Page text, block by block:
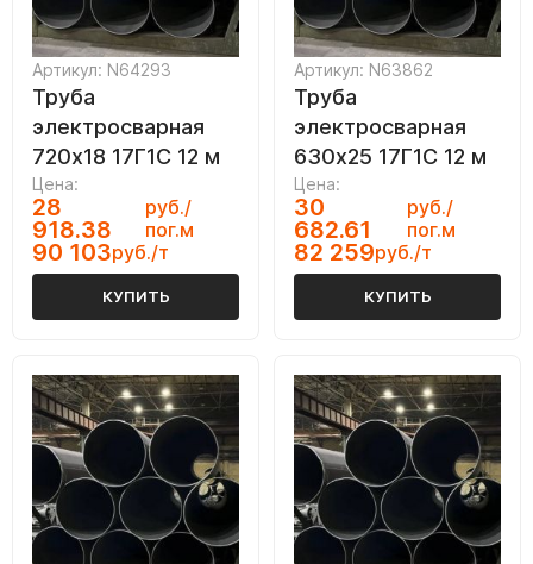
Артикул: N64293
Труба
электросварная
720х18 17Г1С 12 м
Цена:
28
918.38
руб./
пог.м
90 103руб./т
КУПИТЬ
Артикул: N63862
Труба
электросварная
630х25 17Г1С 12 м
Цена:
30
682.61
руб./
пог.м
82 259руб./т
КУПИТЬ